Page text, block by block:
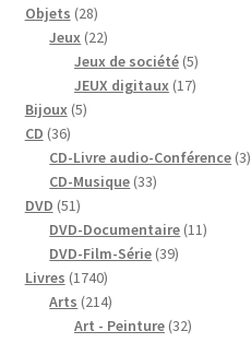
Objets 2828
produits
Jeux 2222
produits
Jeux de société 55
produits
JEUX digitaux 1717
Bijoux 55
CD 3636
produits
CD-Livre audio-Conférence 33
CD-Musique 3333
DVD 5151
produits
DVD-Documentaire 1111
DVD-Film-Série 3939
Livres 17401740
produits
Arts 214214
produits
Art - Peinture 3232